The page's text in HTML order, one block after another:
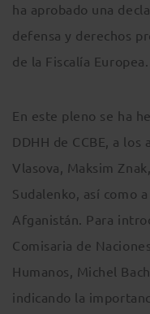
ha aprobado una
defensa y derechos
de la Fiscalía Europea.
En este pleno se ha
DDHH de CCBE, a
Vlasova, Maksim
Sudalenko, así como
Afganistán. Para
Comisaria de
Humanos, Michel
indicando la